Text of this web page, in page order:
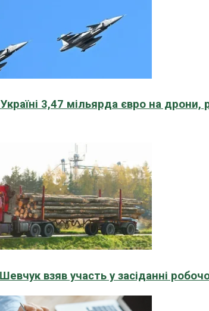
3,47 мільярда євро на дрони,
взяв участь у засіданні